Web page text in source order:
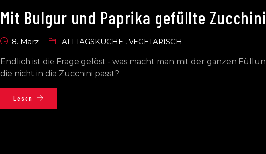
Mit Bulgur und Paprika gefüllte Zucchini
8. März ALLTAGSKÜCHE , VEGETARISCH
Endlich ist die Frage gelöst - was macht man mit der ganzen
die nicht in die Zucchini passt?
Lesen